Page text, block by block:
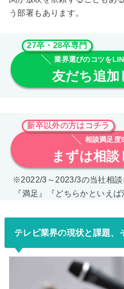
う部署もあります。
27卒・28卒専門
業界選びのコツを
友だち追加
新卒以外の方はコチラ
相談満足度
まずは相
※2022/3～2023/3の当社相
『満足』『どちらかといえ
テレビ業界の現状と課題、